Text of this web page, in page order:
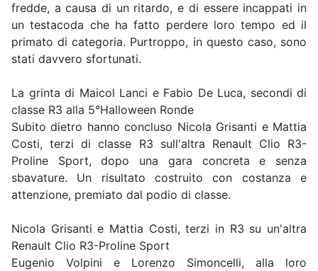
fredde, a causa di un ritardo, e di essere incappati in
un testacoda che ha fatto perdere loro tempo ed il
primato di categoria. Purtroppo, in questo caso, sono
stati davvero sfortunati.
La grinta di Maicol Lanci e Fabio De Luca, secondi di
classe R3 alla 5°Halloween Ronde
Subito dietro hanno concluso Nicola Grisanti e Mattia
Costi, terzi di classe R3 sull'altra Renault Clio R3-
Proline Sport, dopo una gara concreta e senza
sbavature. Un risultato costruito con costanza e
attenzione, premiato dal podio di classe.
Nicola Grisanti e Mattia Costi, terzi in R3 su un'altra
Renault Clio R3-Proline Sport
Eugenio Volpini e Lorenzo Simoncelli, alla loro